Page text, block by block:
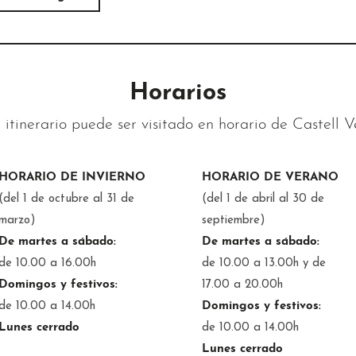
Horarios
itinerario puede ser visitado en horario de Castell
DE INVIERNO
1 de octubre al 31 de
martes a sábado:
10.00 a 16.00h
y festivos:
10.00 a 14.00h
cerrado
HORARIO DE VERANO
(del 1 de abril al 30 de
septiembre)
De martes a sábado:
de 10.00 a 13.00h y de
17.00 a 20.00h
Domingos y festivos:
de 10.00 a 14.00h
Lunes cerrado